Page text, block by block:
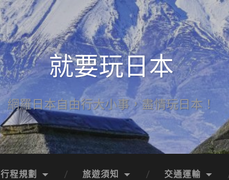
就要玩日本
網羅日本自由行大小事，盡情玩日本！
行程規劃 旅遊須知 交通運輸